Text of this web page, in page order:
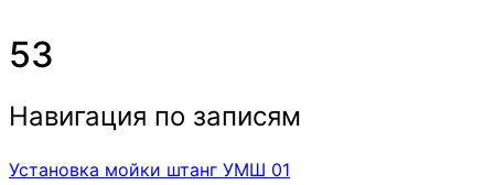
53
Навигация по записям
Установка мойки штанг УМШ 01